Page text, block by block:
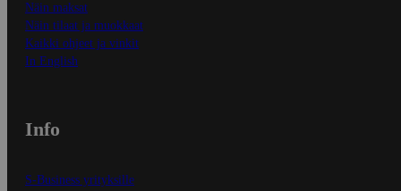
Näin maksat
Näin tilaat ja muokkaat
Kaikki ohjeet ja vinkit
In English
Info
S-Business yrityksille